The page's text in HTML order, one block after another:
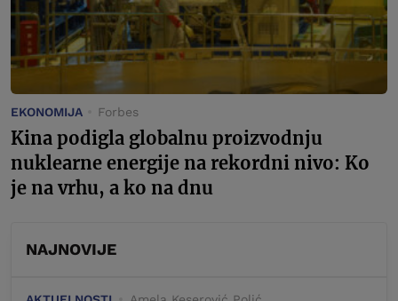
EKONOMIJA Forbes
Kina podigla globalnu proizvodnju
nuklearne energije na rekordni nivo: Ko
je na vrhu, a ko na dnu
NAJNOVIJE